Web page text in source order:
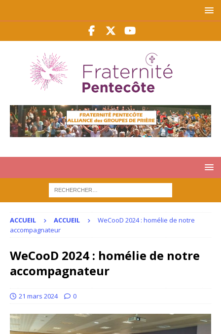
ACCUEIL ACCUEIL
WeCooD 2024 : homélie de notre
accompagnateur
WeCooD 2024 : homélie de notre
accompagnateur
21 mars 2024 0